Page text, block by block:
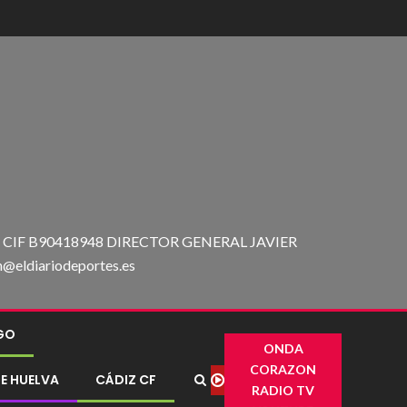
B90418948 DIRECTOR GENERAL JAVIER
HUELVA CÁDIZ CF
ONDA
CORAZON
RADIO TV